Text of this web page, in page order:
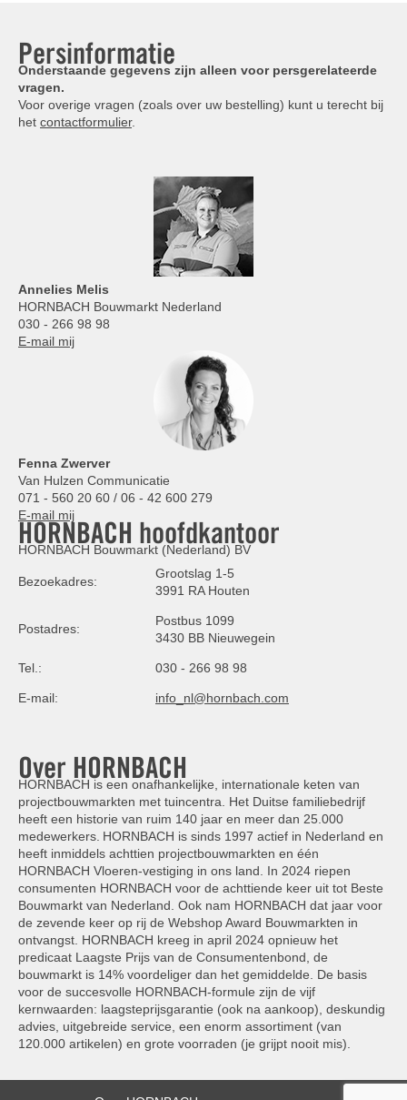
Persinformatie
Onderstaande gegevens zijn alleen voor persgerelateerde
vragen.
Voor overige vragen (zoals over uw bestelling) kunt u terecht bij
het contactformulier.
Annelies Melis
HORNBACH Bouwmarkt Nederland
030 - 266 98 98
E-mail mij
Fenna Zwerver
Van Hulzen Communicatie
071 - 560 20 60 / 06 - 42 600 279
E-mail mij
HORNBACH hoofdkantoor
HORNBACH Bouwmarkt (Nederland) BV
Bezoekadres:
Grootslag 1-5
3991 RA Houten
Postadres:
Postbus 1099
3430 BB Nieuwegein
Tel.: 030 - 266 98 98
E-mail: info_nl@hornbach.com
Over HORNBACH
HORNBACH is een onafhankelijke, internationale keten van
projectbouwmarkten met tuincentra. Het Duitse familiebedrijf
heeft een historie van ruim 140 jaar en meer dan 25.000
medewerkers. HORNBACH is sinds 1997 actief in Nederland en
heeft inmiddels achttien projectbouwmarkten en één
HORNBACH Vloeren-vestiging in ons land. In 2024 riepen
consumenten HORNBACH voor de achttiende keer uit tot Beste
Bouwmarkt van Nederland. Ook nam HORNBACH dat jaar voor
de zevende keer op rij de Webshop Award Bouwmarkten in
ontvangst. HORNBACH kreeg in april 2024 opnieuw het
predicaat Laagste Prijs van de Consumentenbond, de
bouwmarkt is 14% voordeliger dan het gemiddelde. De basis
voor de succesvolle HORNBACH-formule zijn de vijf
kernwaarden: laagsteprijsgarantie (ook na aankoop), deskundig
advies, uitgebreide service, een enorm assortiment (van
120.000 artikelen) en grote voorraden (je grijpt nooit mis).